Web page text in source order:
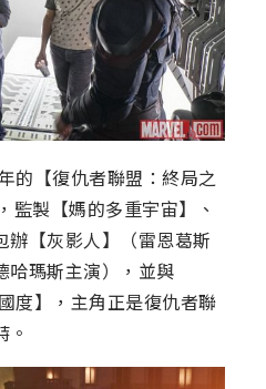
的【復仇者聯盟：終局之
監製【媽的多重宇宙】、
辦【灰影人】（雷恩葛斯
哈瑪斯主演），並與
度】，主角正是復仇者聯